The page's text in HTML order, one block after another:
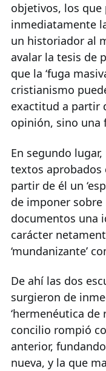
objetivos, los
inmediatamente
un historiador al
avalar la tesis de
que la ‘fuga
cristianismo
exactitud a partir
opinión, sino una
En segundo
textos aprobados
partir de él un
de imponer
documentos una
carácter
‘mundanizante’
De ahí las dos
surgieron de
‘hermenéutica de
concilio rompió
anterior,
nueva, y la que